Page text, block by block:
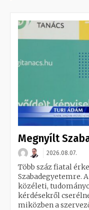
Megnyílt
2026.08.07.
Több száz fiatal
Szabadegyetemre.
közéleti,
kérdésekről
miközben a